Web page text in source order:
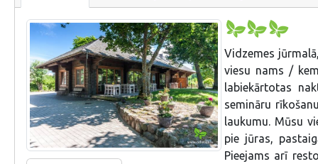
Vidzemes
viesu nams /
labiekārtotas
semināru
laukumu. Mūsu
pie jūras,
Pieejams arī